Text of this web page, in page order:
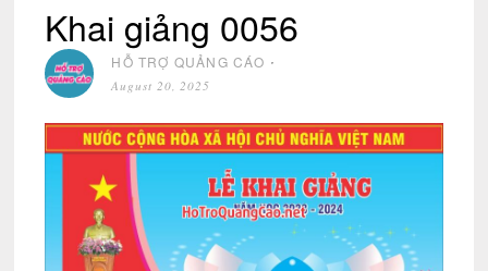
Khai giảng 0056
HỖ TRỢ QUẢNG CÁO ⋅
August 20, 2025